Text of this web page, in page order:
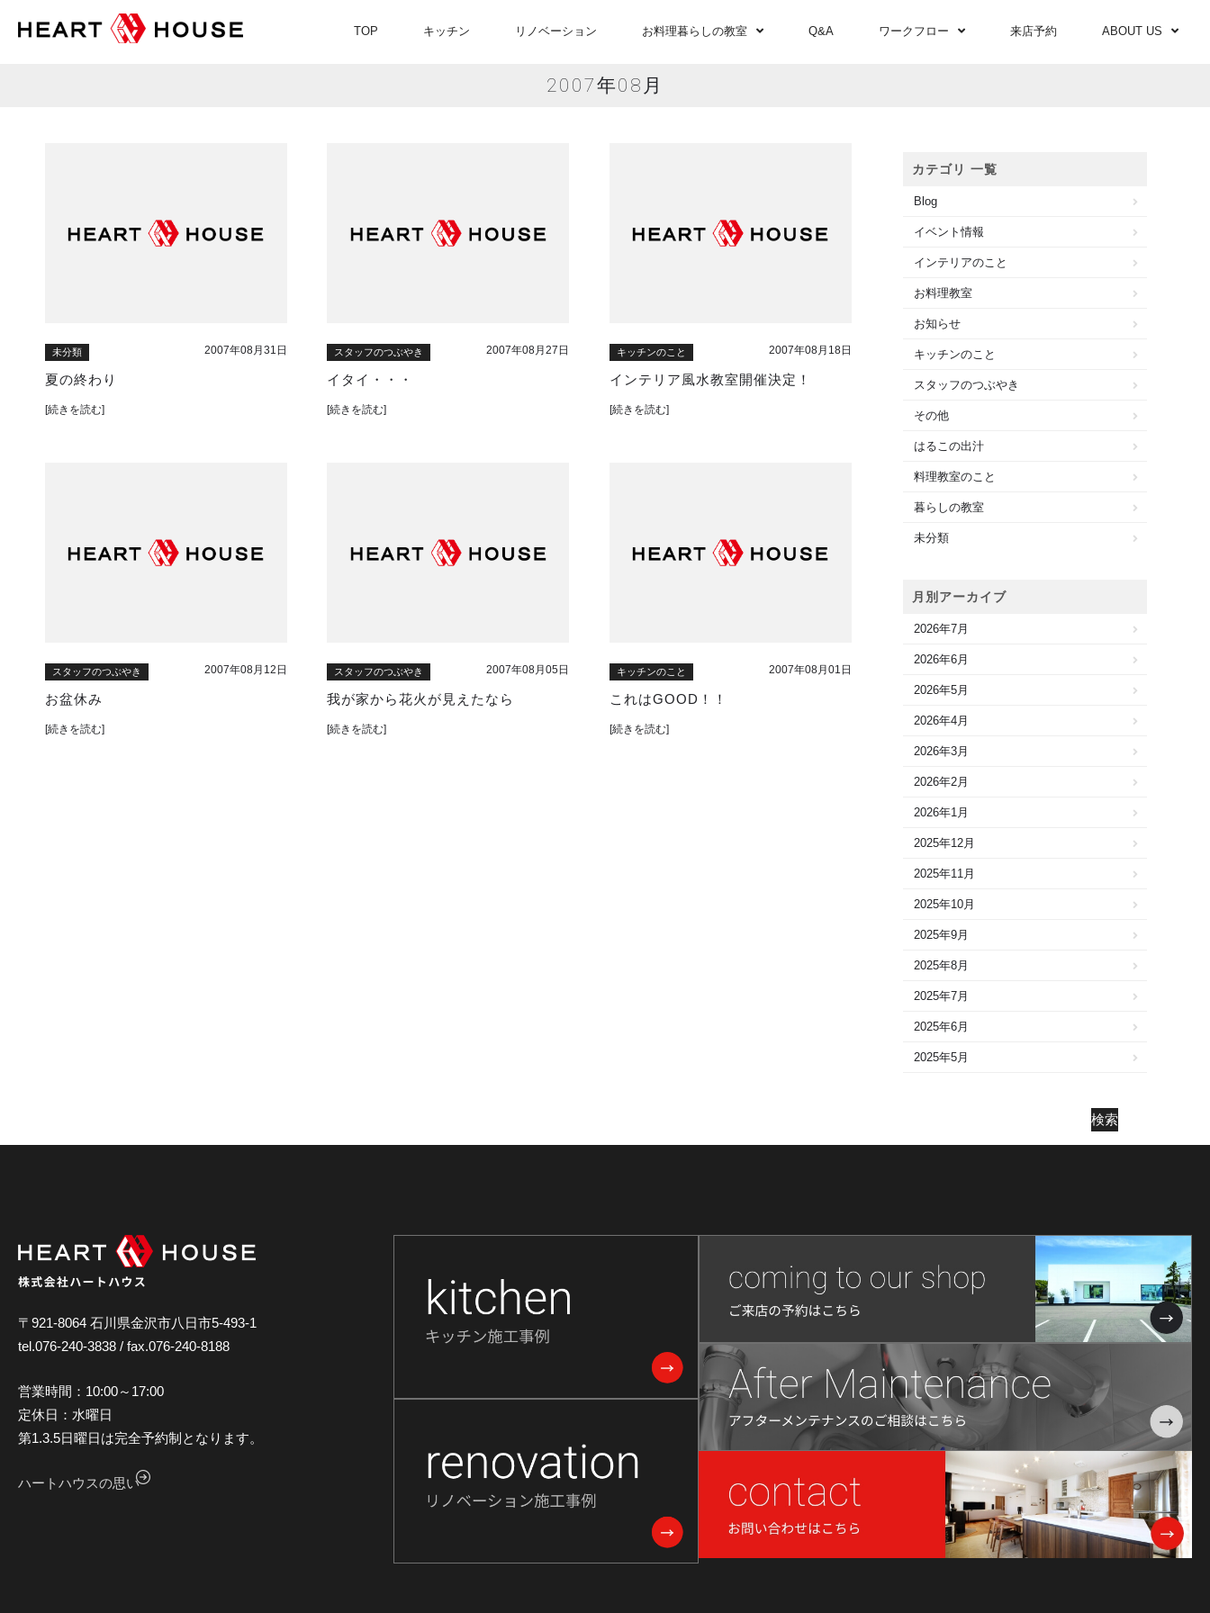
TOP キッチン リノベーション お料理暮らしの教室 Q&A ワークフロー 来店予約 ABOUT US
2007年08月
未分類 2007年08月31日
夏の終わり
[続きを読む]
スタッフのつぶやき 2007年08月27日
イタイ・・・
[続きを読む]
キッチンのこと 2007年08月18日
インテリア風水教室開催決定！
[続きを読む]
スタッフのつぶやき 2007年08月12日
お盆休み
[続きを読む]
スタッフのつぶやき 2007年08月05日
我が家から花火が見えたなら
[続きを読む]
キッチンのこと 2007年08月01日
これはGOOD！！
[続きを読む]
カテゴリ 一覧
Blog
イベント情報
インテリアのこと
お料理教室
お知らせ
キッチンのこと
スタッフのつぶやき
その他
はるこの出汁
料理教室のこと
暮らしの教室
未分類
月別アーカイブ
2026年7月
2026年6月
2026年5月
2026年4月
2026年3月
2026年2月
2026年1月
2025年12月
2025年11月
2025年10月
2025年9月
2025年8月
2025年7月
2025年6月
2025年5月
2025年2月
2024年10月
2024年7月
2024年6月
2024年5月
2024年4月
2024年3月
2024年2月
2024年1月
検索
〒921-8064 石川県金沢市八日市5-493-1
tel.076-240-3838 / fax.076-240-8188
営業時間：10:00～17:00
定休日：水曜日
第1.3.5日曜日は完全予約制となります。
ハートハウスの思い